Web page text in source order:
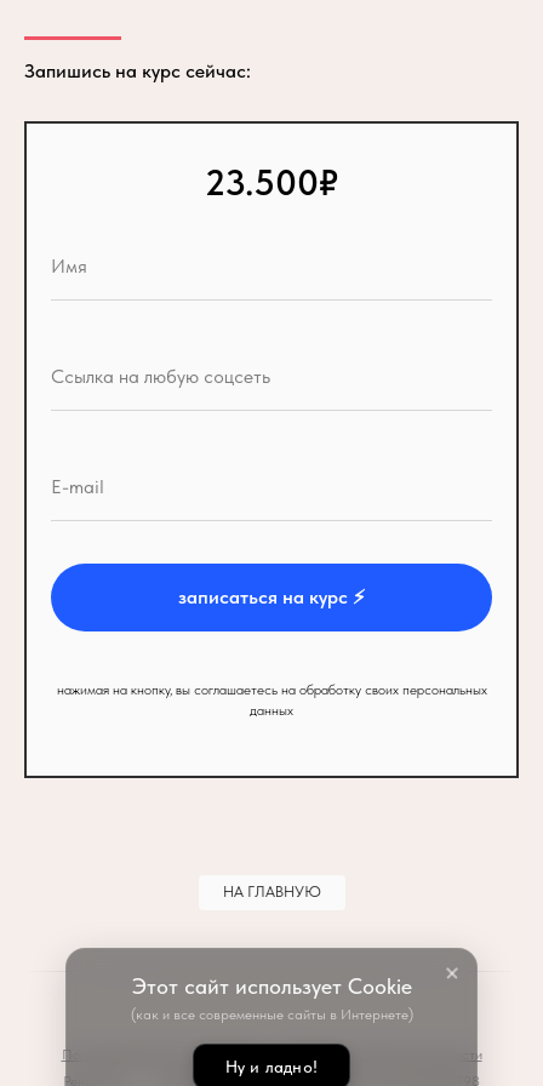
Этот сайт использует Cookie
(как и все современные сайты в Интернете)
Ну и ладно!
Запишись на курс сейчас:
23.500₽
записаться на курс ⚡️
нажимая на кнопку, вы соглашаетесь на обработку своих персональных
данных
НА ГЛАВНУЮ
Пользовательское соглашение
Политика конфиденциальности
Реквизиты
ИНН 233712438411 | ОГРНИП 317237500328798